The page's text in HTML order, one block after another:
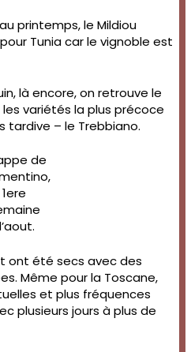
printemps, le Mildiou
Tunia car le vignoble est
là encore, on retrouve le
variétés la plus précoce
tardive – le Trebbiano.
de
1ere
ont été secs avec des
Même pour la Toscane,
et plus fréquences
plusieurs jours à plus de